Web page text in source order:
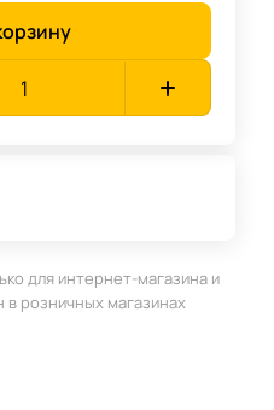
для интернет-магазина и
в розничных магазинах